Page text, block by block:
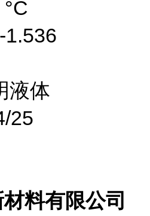
1.536
液体
25
料有限公司